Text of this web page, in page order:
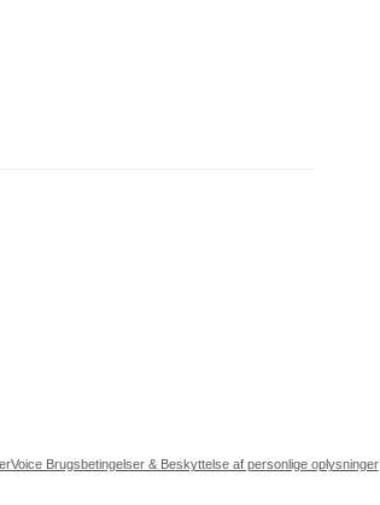
Brugsbetingelser & Beskyttelse af personlige oplysninger